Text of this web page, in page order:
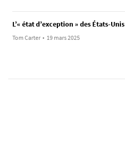
L’« état d’exception » des États-Unis
Tom Carter • 19 mars 2025